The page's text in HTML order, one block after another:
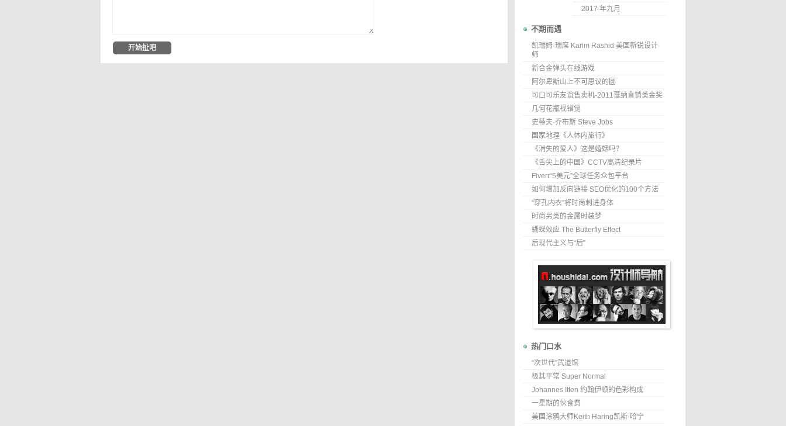
2017 年九月
不期而遇
凯瑞姆·瑞席 Karim Rashid 美国新锐设计
师
新合金弹头在线游戏
阿尔卑斯山上不可思议的圆
可口可乐友谊售卖机-2011戛纳直销类金奖
几何花瓶视错觉
史蒂夫·乔布斯 Steve Jobs
国家地理《人体内旅行》
《消失的爱人》这是婚姻吗？
《舌尖上的中国》CCTV高清纪录片
Fiverr“5美元”全球任务众包平台
如何增加反向链接 SEO优化的100个方法
“穿孔内衣”将时尚刺进身体
时尚另类的金属时装梦
蝴蝶效应 The Butterfly Effect
后现代主义与“后”
热门口水
“次世代”武道馆
极其平常 Super Normal
Johannes Itten 约翰伊顿的色彩构成
一星期的伙食费
美国涂鸦大师Keith Haring凯斯·哈宁